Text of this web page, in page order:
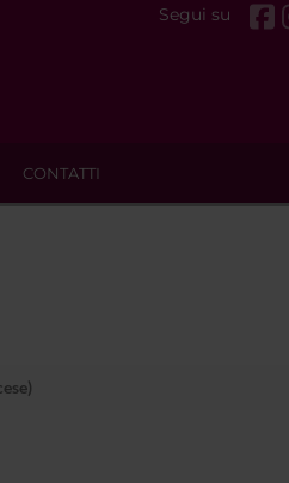
Segui su
CONTATTI